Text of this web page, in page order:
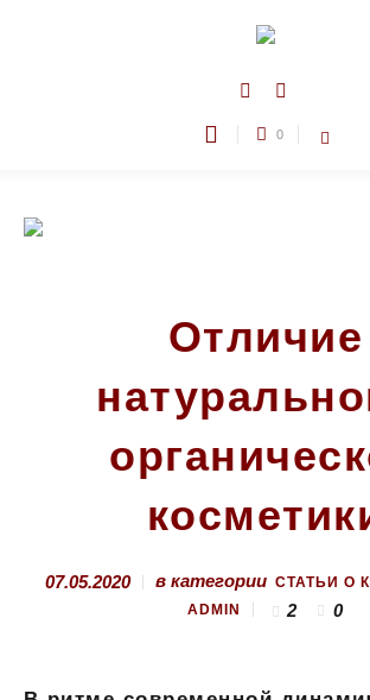
0
Отличие
07.05.2020 в категории СТАТЬИ О
ADMIN
2 0